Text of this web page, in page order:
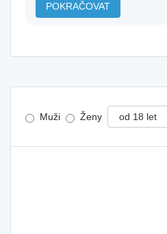
POKRAČOVAT
Muži Ženy